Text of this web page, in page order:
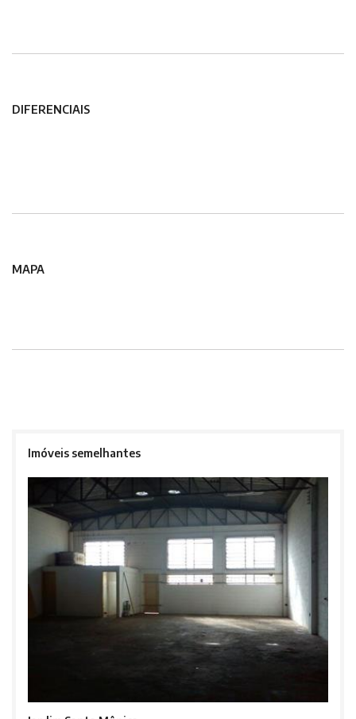
DIFERENCIAIS
MAPA
Imóveis semelhantes